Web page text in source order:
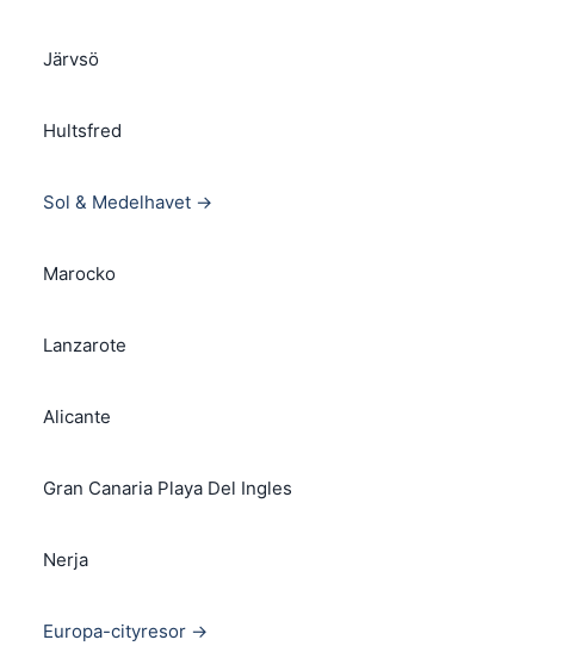
Järvsö
Hultsfred
Sol & Medelhavet →
Marocko
Lanzarote
Alicante
Gran Canaria Playa Del Ingles
Nerja
Europa-cityresor →